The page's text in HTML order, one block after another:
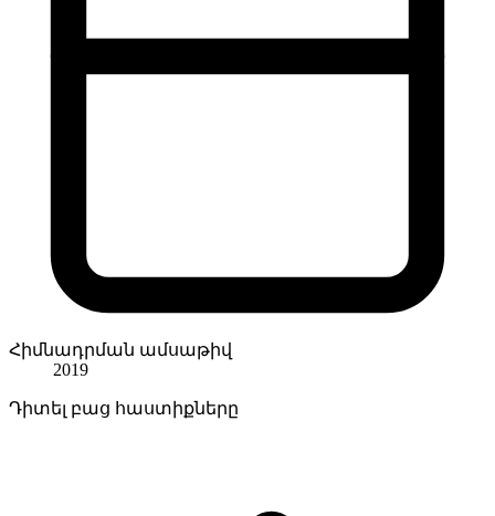
Հիմնադրման ամսաթիվ
2019
Դիտել բաց հաստիքները